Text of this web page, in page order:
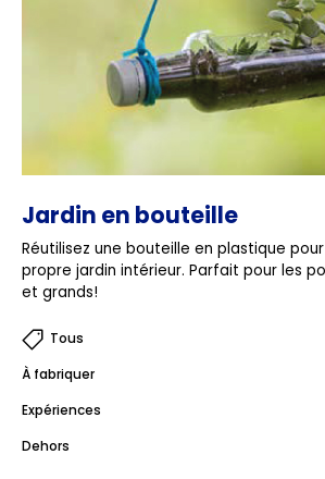
Jardin en bouteille
Réutilisez une bouteille en plastique
propre jardin intérieur. Parfait pour les
et grands!
Tous
À fabriquer
Expériences
Dehors